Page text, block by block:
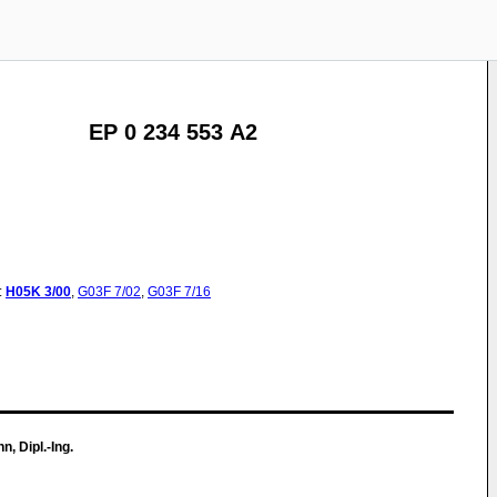
EP 0 234 553 A2
: H05K 3/00, G03F 7/02, G03F 7/16
Dipl.-Ing.